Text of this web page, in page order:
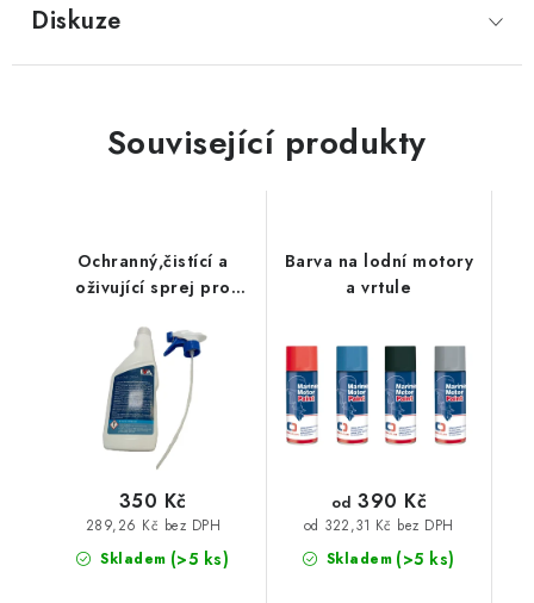
Diskuze
Související produkty
Ochranný,čistící a
oživující sprej pro
Skladem (>5 ks)
289,26 Kč bez DPH
350 Kč
Barva na lodní motory
a vrtule
Skladem (>5 ks)
od 322,31 Kč bez DPH
od 390 Kč